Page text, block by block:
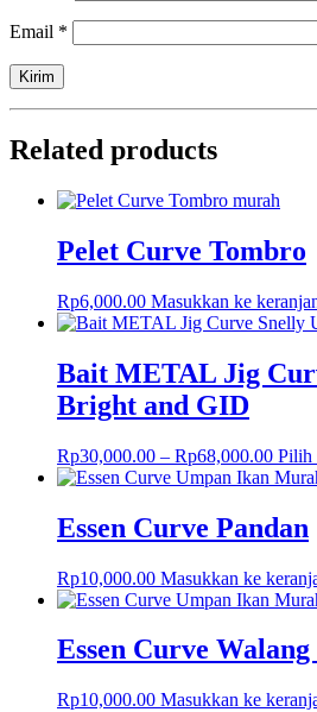
Email *
Related products
Pelet Curve Tombro
Rp6,000.00 Masukkan ke
Bait METAL Jig
Bright and GID
Rp30,000.00 – Rp68,000.00 Pilih
Essen Curve Pandan
Rp10,000.00 Masukkan ke
Essen Curve
Rp10,000.00 Masukkan ke